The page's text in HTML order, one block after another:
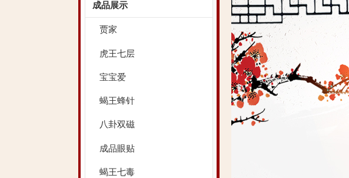
成品展示
贾家
虎王七层
宝宝爱
蝎王蜂针
八卦双磁
成品眼贴
蝎王七毒